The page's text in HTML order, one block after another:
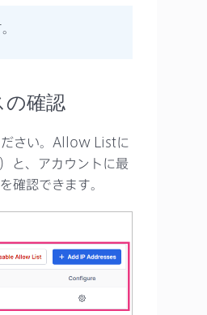
確認
ださい。Allow Listに
）と、アカウントに最
確認できます。